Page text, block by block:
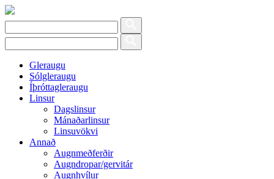
Gleraugu
Sólgleraugu
Íþróttagleraugu
Linsur
Dagslinsur
Mánaðarlinsur
Linsuvökvi
Annað
Augnmeðferðir
Augndropar/gervitár
Augnhvílur